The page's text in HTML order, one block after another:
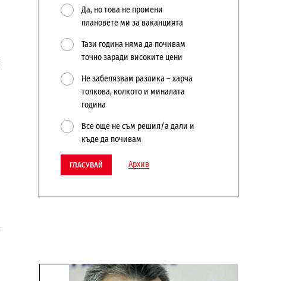
Да, но това не промени
плановете ми за ваканцията
Тази година няма да почивам
точно заради високите цени
Не забелязвам разлика – харча
толкова, колкото и миналата
година
Все още не съм решил/а дали и
къде да почивам
ГЛАСУВАЙ Архив